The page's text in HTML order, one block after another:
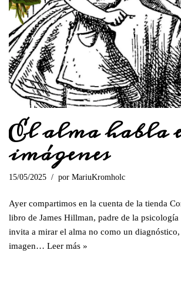
El alma habla
imágenes
15/05/2025 por MariuKromholc
Ayer compartimos en la cuenta de la tienda
libro de James Hillman, padre de la
invita a mirar el alma no como un
imagen… Leer más »